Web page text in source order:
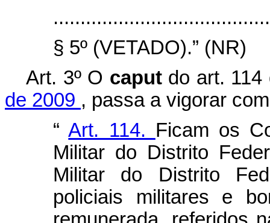
§ 5º (VETADO).” (NR)
Art. 3º O caput do art.
de 2009 , passa a vigorar
“Art. 114. Ficam os
Militar do Distrito
Militar do Distrito
policiais militares e